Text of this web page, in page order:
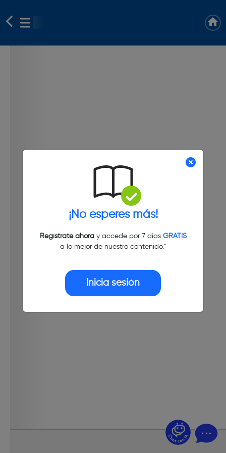
¡No esperes más!
Regístrate ahoray accede por 7 días GRATIS
a lo mejor de nuestro contenido."
Inicia sesión